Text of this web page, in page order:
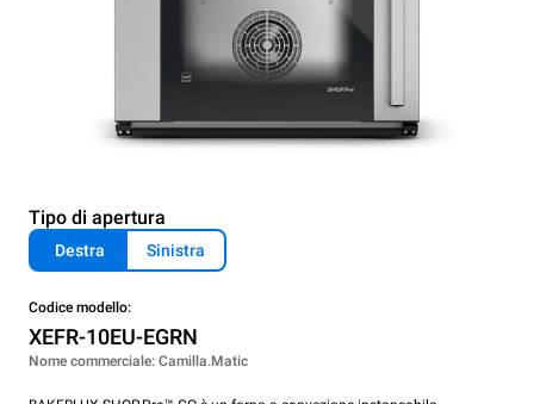
Tipo di apertura
Destra Sinistra
Codice modello:
XEFR-10EU-EGRN
Nome commerciale: Camilla.Matic